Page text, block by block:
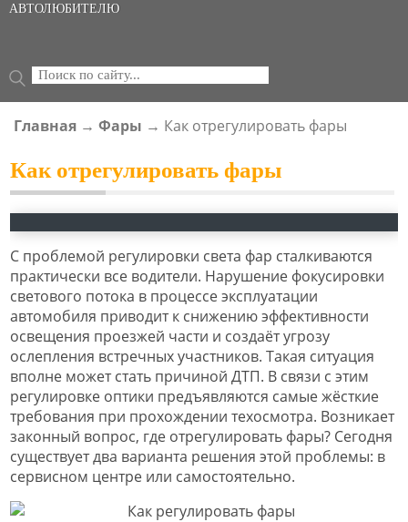
АВТОЛЮБИТЕЛЮ
ФОРМА ПОИСКА
Поиск
Главная → Фары → Как отрегулировать фары
Как отрегулировать фары
С проблемой регулировки света фар сталкиваются
практически все водители. Нарушение фокусировки
светового потока в процессе эксплуатации
автомобиля приводит к снижению эффективности
освещения проезжей части и создаёт угрозу
ослепления встречных участников. Такая ситуация
вполне может стать причиной ДТП. В связи с этим
регулировке оптики предъявляются самые жёсткие
требования при прохождении техосмотра. Возникает
законный вопрос, где отрегулировать фары? Сегодня
существует два варианта решения этой проблемы: в
сервисном центре или самостоятельно.